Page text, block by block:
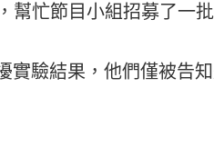
幫忙節目小組招募了一
實驗結果，他們僅被告